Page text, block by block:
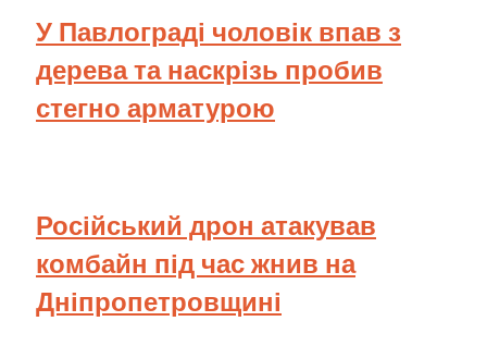
У Павлограді чоловік впав з
дерева та наскрізь пробив
стегно арматурою
Російський дрон атакував
комбайн під час жнив на
Дніпропетровщині